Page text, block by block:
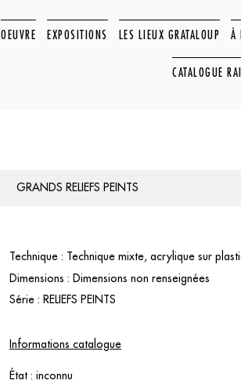
OEUVRE EXPOSITIONS LES LIEUX GRATALOUP À
CATALOGUE
GRANDS RELIEFS PEINTS
Technique : Technique mixte, acrylique sur
Dimensions : Dimensions non renseignées
Série : RELIEFS PEINTS
Informations catalogue
État : inconnu